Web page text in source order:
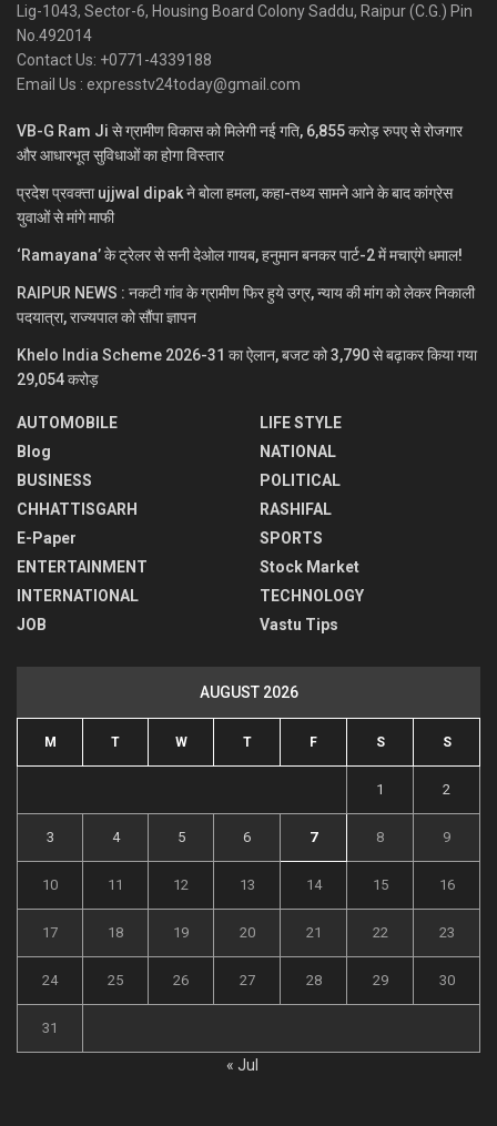
Lig-1043, Sector-6, Housing Board Colony Saddu, Raipur (C.G.) Pin
No.492014
Contact Us: +0771-4339188
Email Us : expresstv24today@gmail.com
VB-G Ram Ji से ग्रामीण विकास को मिलेगी नई गति, 6,855 करोड़ रुपए से रोजगार
और आधारभूत सुविधाओं का होगा विस्तार
प्रदेश प्रवक्ता ujjwal dipak ने बोला हमला, कहा-तथ्य सामने आने के बाद कांग्रेस
युवाओं से मांगे माफी
‘Ramayana’ के ट्रेलर से सनी देओल गायब, हनुमान बनकर पार्ट-2 में मचाएंगे धमाल!
RAIPUR NEWS : नकटी गांव के ग्रामीण फिर हुये उग्र, न्याय की मांग को लेकर निकाली
पदयात्रा, राज्यपाल को सौंपा ज्ञापन
Khelo India Scheme 2026-31 का ऐलान, बजट को 3,790 से बढ़ाकर किया गया
29,054 करोड़
AUTOMOBILE
Blog
BUSINESS
CHHATTISGARH
E-Paper
ENTERTAINMENT
INTERNATIONAL
JOB
LIFE STYLE
NATIONAL
POLITICAL
RASHIFAL
SPORTS
Stock Market
TECHNOLOGY
Vastu Tips
AUGUST 2026
M T W T F S S
1 2
3 4 5 6 7 8 9
10 11 12 13 14 15 16
17 18 19 20 21 22 23
24 25 26 27 28 29 30
31
« Jul